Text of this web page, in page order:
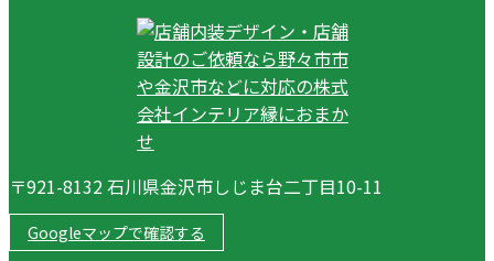
〒921-8132 石川県金沢市しじま台二丁目10-11
Googleマップで確認する